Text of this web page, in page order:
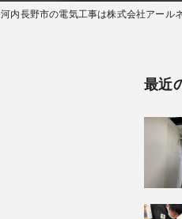
河内長野市の電気工事は株式会社アール
最近